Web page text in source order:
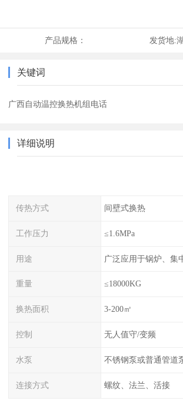
产品规格： 发货地:
关键词
广西自动温控换热机组电话
详细说明
传热方式 间壁式换热
工作压力 ≤1.6MPa
用途
重量 ≤18000KG
换热面积 3-200㎡
控制 无人值守/变频
水泵 不锈钢泵或普通管道
连接方式 螺纹、法兰、活接